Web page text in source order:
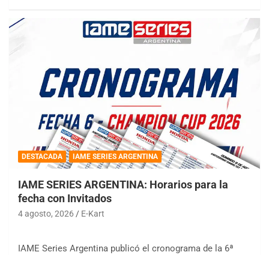
DESTACADA IAME SERIES ARGENTINA
IAME SERIES ARGENTINA: Horarios para la
fecha con Invitados
4 agosto, 2026 E-Kart
IAME Series Argentina publicó el cronograma de la 6ª